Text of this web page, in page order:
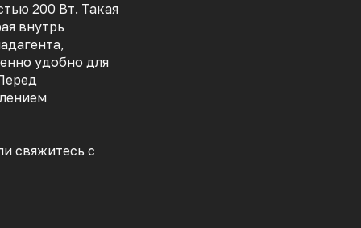
200 Вт. Такая
внутрь
удобно для
свяжитесь с